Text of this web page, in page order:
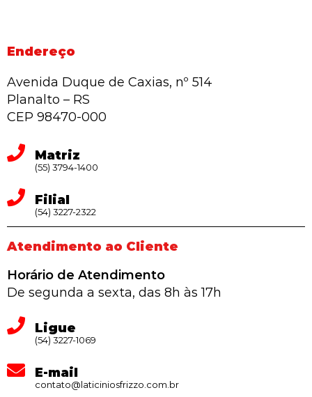
Endereço
Avenida Duque de Caxias, nº 514
Planalto – RS
CEP 98470-000
Matriz
(55) 3794-1400
Filial
(54) 3227-2322
Atendimento ao Cliente
Horário de Atendimento
De segunda a sexta, das 8h às 17h
Ligue
(54) 3227-1069
E-mail
contato@laticiniosfrizzo.com.br